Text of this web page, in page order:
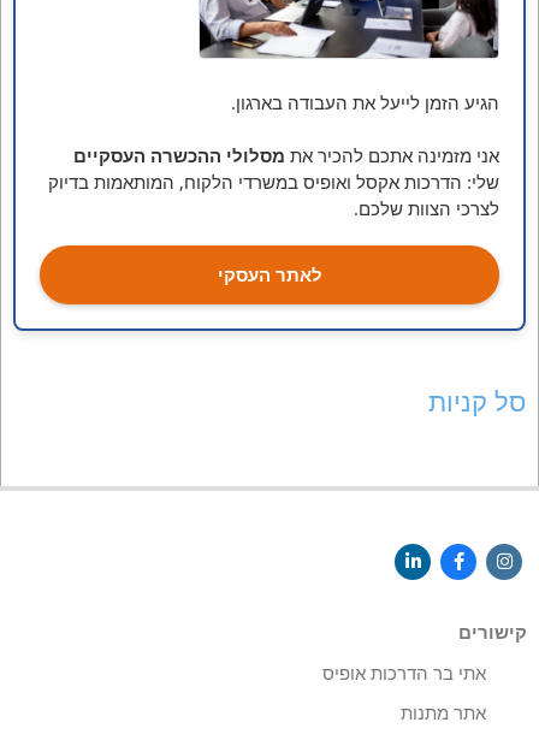
הגיע הזמן לייעל את העבודה בארגון.
אני מזמינה אתכם להכיר את מסלולי ההכשרה העסקיים
שלי: הדרכות אקסל ואופיס במשרדי הלקוח, המותאמות בדיוק
לצרכי הצוות שלכם.
לאתר העסקי
סל קניות
קישורים
אתי בר הדרכות אופיס
אתר מתנות